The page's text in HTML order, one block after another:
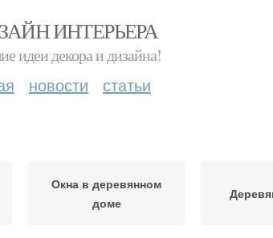
ИНТЕРЬЕРА
идеи декора и дизайна!
новости статьи
Окна в деревянном
доме